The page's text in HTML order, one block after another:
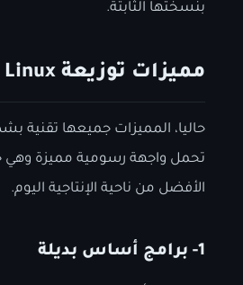
بنسختها الثابتة.
مميزات توزيعة Chimera Linux
حاليا، المميزات جميعها تقنية
الأفضل من ناحية الإنتاجية اليوم.
1- برامج أساس بديلة